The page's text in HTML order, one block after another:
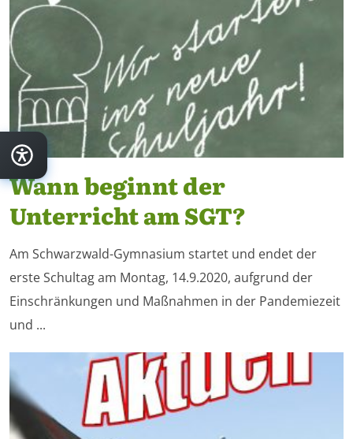
Wann beginnt der
Unterricht am SGT?
Am Schwarzwald-Gymnasium startet und endet der
erste Schultag am Montag, 14.9.2020, aufgrund der
Einschränkungen und Maßnahmen in der Pandemiezeit
und ...